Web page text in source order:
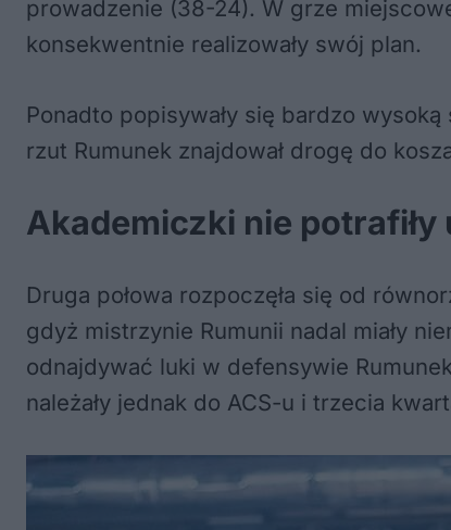
prowadzenie (38-24). W grze
konsekwentnie realizowały swój plan.
Ponadto popisywały się bardzo
rzut Rumunek znajdował drogę do
Akademiczki nie
Druga połowa rozpoczęła się od
gdyż mistrzynie Rumunii nadal miały
odnajdywać luki w defensywie
należały jednak do ACS-u i trzecia